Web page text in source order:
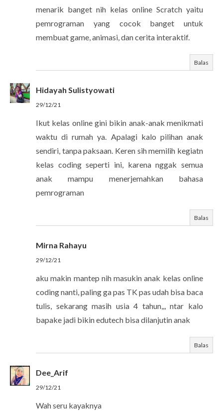
menarik banget nih kelas online Scratch yaitu
pemrograman yang cocok banget untuk
membuat game, animasi, dan cerita interaktif.
Balas
Hidayah Sulistyowati
29/12/21
Ikut kelas online gini bikin anak-anak menikmati
waktu di rumah ya. Apalagi kalo pilihan anak
sendiri, tanpa paksaan. Keren sih memilih kegiatn
kelas coding seperti ini, karena nggak semua
anak mampu menerjemahkan bahasa
pemrograman
Balas
Mirna Rahayu
29/12/21
aku makin mantep nih masukin anak kelas online
coding nanti, paling ga pas TK pas udah bisa baca
tulis, sekarang masih usia 4 tahun,,, ntar kalo
bapake jadi bikin edutech bisa dilanjutin anak
Balas
Dee_Arif
29/12/21
Wah seru kayaknya